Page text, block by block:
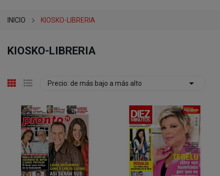
INICIO KIOSKO-LIBRERIA
KIOSKO-LIBRERIA
Precio: de más bajo a más alto 